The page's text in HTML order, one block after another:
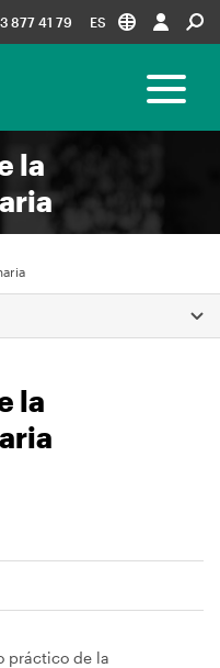
877 41 79 ES
Toggle
la
la
práctico de la